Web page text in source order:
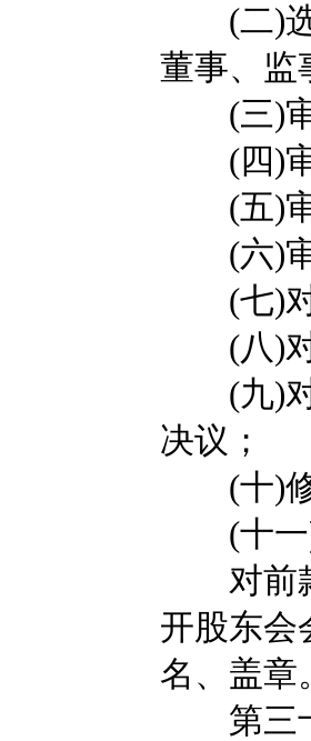
(二)选
董事、监
(三)审
(四)审
(五)审
(六)审
(七)对
(八)对
(九)对
决议；
(十)修
(十一)
对前款
开股东会
名、盖章
第三十